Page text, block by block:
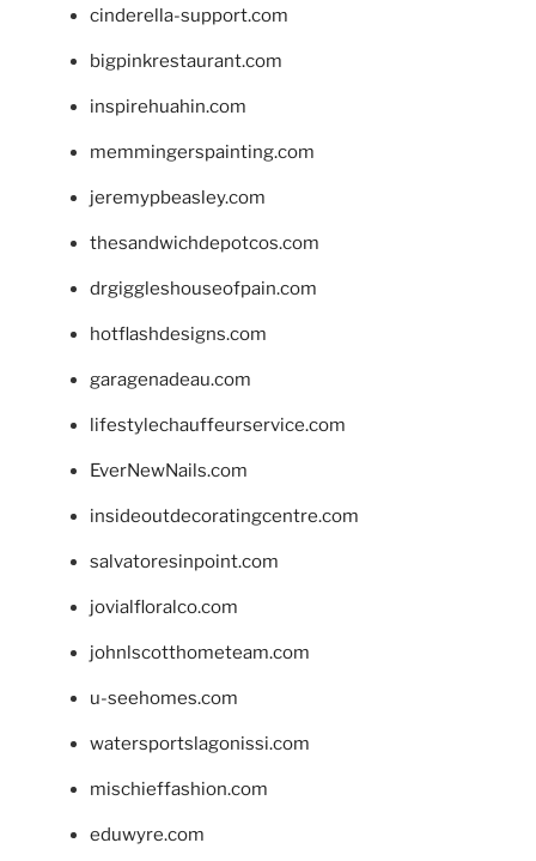
cinderella-support.com
bigpinkrestaurant.com
inspirehuahin.com
memmingerspainting.com
jeremypbeasley.com
thesandwichdepotcos.com
drgiggleshouseofpain.com
hotflashdesigns.com
garagenadeau.com
lifestylechauffeurservice.com
EverNewNails.com
insideoutdecoratingcentre.com
salvatoresinpoint.com
jovialfloralco.com
johnlscotthometeam.com
u-seehomes.com
watersportslagonissi.com
mischieffashion.com
eduwyre.com